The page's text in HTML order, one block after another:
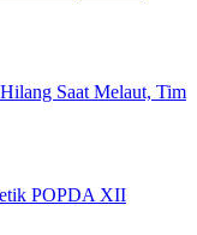
Saat Melaut, Tim
POPDA XII